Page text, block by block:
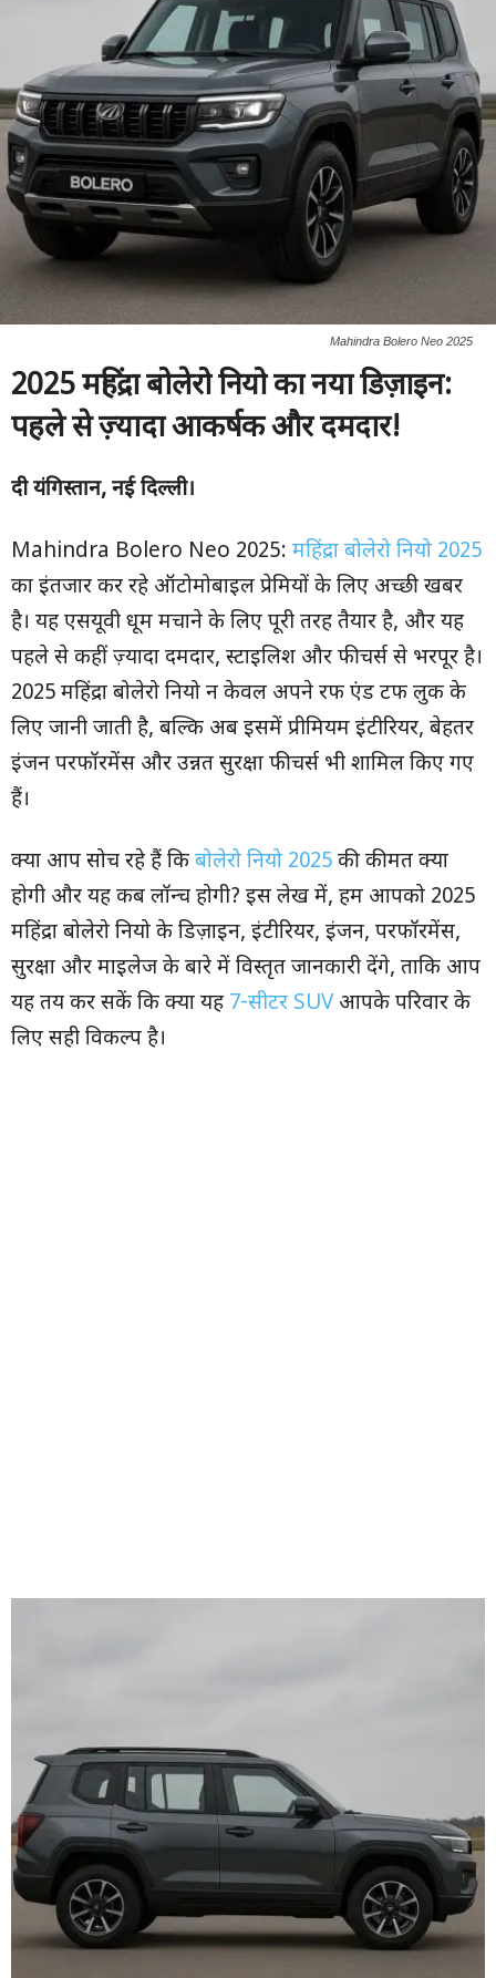
Mahindra Bolero Neo 2025
2025महिंद्रा बोलेरो नियो का नया डिज़ाइन:
पहले से ज़्यादा आकर्षक और दमदार!
दी यंगिस्तान, नई दिल्ली।
Mahindra Bolero Neo 2025: महिंद्रा बोलेरो नियो 2025
का इंतजार कर रहे ऑटोमोबाइल प्रेमियों के लिए अच्छी खबर
है। यह एसयूवी धूम मचाने के लिए पूरी तरह तैयार है, और यह
पहले से कहीं ज़्यादा दमदार, स्टाइलिश और फीचर्स से भरपूर है।
2025 महिंद्रा बोलेरो नियो न केवल अपने रफ एंड टफ लुक के
लिए जानी जाती है, बल्कि अब इसमें प्रीमियम इंटीरियर, बेहतर
इंजन परफॉरमेंस और उन्नत सुरक्षा फीचर्स भी शामिल किए गए
हैं।
क्या आप सोच रहे हैं कि बोलेरो नियो 2025 की कीमत क्या
होगी और यह कब लॉन्च होगी? इस लेख में, हम आपको 2025
महिंद्रा बोलेरो नियो के डिज़ाइन, इंटीरियर, इंजन, परफॉरमेंस,
सुरक्षा और माइलेज के बारे में विस्तृत जानकारी देंगे, ताकि आप
यह तय कर सकें कि क्या यह 7-सीटर SUVआपके परिवार के
लिए सही विकल्प है।